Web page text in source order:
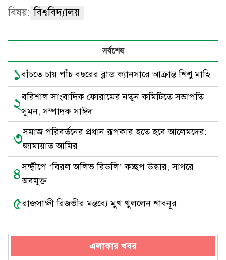
বিষয়: বিশ্ববিদ্যালয়
সর্বশেষ
১বাঁচতে চায় পাঁচ বছরের ব্লাড ক্যানসারে আক্রান্ত শিশু মাহি
২বরিশাল সাংবাদিক ফোরামের নতুন কমিটিতে সভাপতি
সুমন, সম্পাদক সাঈদ
৩সমাজ পরিবর্তনের প্রধান রূপকার হতে হবে আলেমদের:
জামায়াত আমির
৪সন্দ্বীপে ‘বিরল অলিভ রিডলি’ কচ্ছপ উদ্ধার, সাগরে
অবমুক্ত
৫রাজসাক্ষী রিজভীর মন্তব্যে মুখ খুললেন শাবনূর
এলাকার খবর